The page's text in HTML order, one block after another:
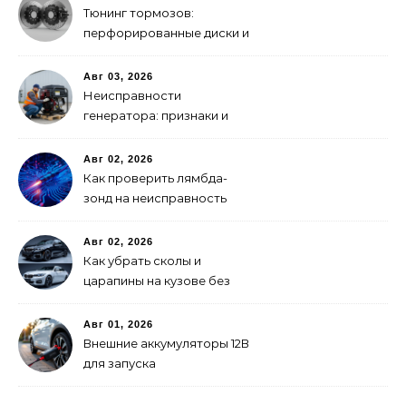
Тюнинг тормозов:
перфорированные диски и
суппорты
Авг 03, 2026
Неисправности
генератора: признаки и
Авг 02, 2026
Как проверить лямбда-
зонд на неисправность
Авг 02, 2026
Как убрать сколы и
царапины на кузове без
Авг 01, 2026
Внешние аккумуляторы 12В
для запуска